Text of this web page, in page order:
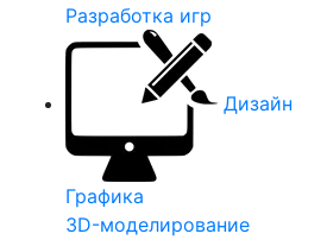
Разработка игр
Дизайн
Графика
3D-моделирование